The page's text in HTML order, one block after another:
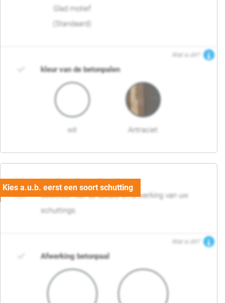
Glad motief
(Standaard)
Wat is dit?
kleur van de betonpalen
wit Antraciet
03. Detail en afwerking
Selecteer hier de details en afwerking van uw
schuttings.
Wat is dit?
Afwerking betonpaal